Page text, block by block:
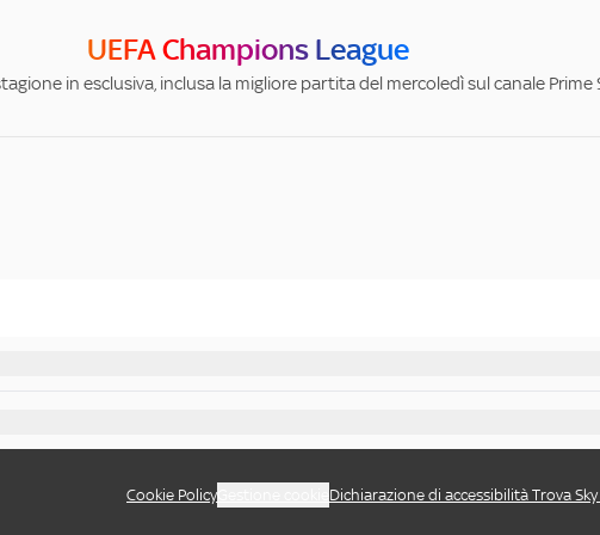
UEFA Champions League
in esclusiva, inclusa la migliore partita del mercoledì sul canale
Cookie Policy Dichiarazione di accessibilità Trova